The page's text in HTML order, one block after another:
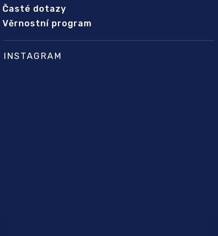
Časté dotazy
Věrnostní program
INSTAGRAM